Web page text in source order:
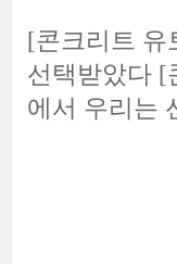
[콘크리트 유
선택받았다 [
에서 우리는